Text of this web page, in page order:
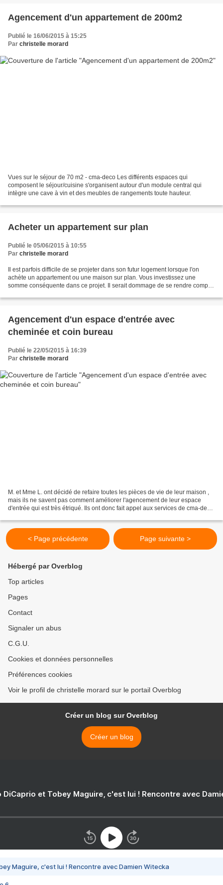
Agencement d'un appartement de 200m2
Publié le 16/06/2015 à 15:25
Par christelle morard
Vues sur le séjour de 70 m2 - cma-deco Les différents espaces qui
composent le séjour/cuisine s'organisent autour d'un module central qui
intègre une cave à vin et des meubles de rangements toute hauteur.
Acheter un appartement sur plan
Publié le 05/06/2015 à 10:55
Par christelle morard
Il est parfois difficile de se projeter dans son futur logement lorsque l'on
achète un appartement ou une maison sur plan. Vous investissez une
somme conséquente dans ce projet. Il serait dommage de se rendre compte
Agencement d'un espace d'entrée avec
cheminée et coin bureau
Publié le 22/05/2015 à 16:39
Par christelle morard
M. et Mme L. ont décidé de refaire toutes les pièces de vie de leur maison ,
mais ils ne savent pas comment améliorer l'agencement de leur espace
d'entrée qui est très étriqué. Ils ont donc fait appel aux services de cma-deco
< Page précédente Page suivante >
Hébergé par Overblog
Top articles
Pages
Contact
Signaler un abus
C.G.U.
Cookies et données personnelles
Préférences cookies
Voir le profil de christelle morard sur le portail Overblog
Créer un blog sur Overblog
Créer un blog
DiCaprio et Tobey Maguire, c'est lui ! Rencontre avec
Maguire, c'est lui ! Rencontre avec Damien Witecka